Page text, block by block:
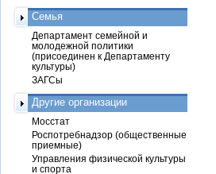
Семья
Департамент семейной и
молодежной политики
(присоединен к Департаменту
культуры)
ЗАГСы
Другие организации
Мосстат
Роспотребнадзор (общественные
приемные)
Управления физической культуры
и спорта